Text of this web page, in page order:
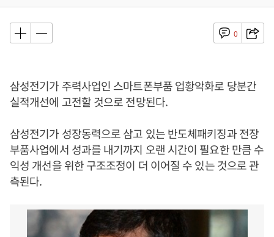
0
삼성전기가 주력사업인 스마트폰부품 업황악화로 당분간
실적개선에 고전할 것으로 전망된다.
삼성전기가 성장동력으로 삼고 있는 반도체패키징과 전장
부품사업에서 성과를 내기까지 오랜 시간이 필요한 만큼 수
익성 개선을 위한 구조조정이 더 이어질 수 있는 것으로 관
측된다.